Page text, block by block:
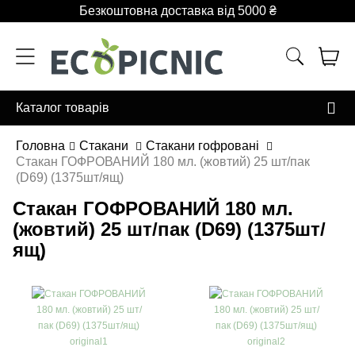
Безкоштовна доставка від 5000 ₴
Каталог товарів
Головна Стакани
Стакани гофровані
Стакан ГОФРОВАНИЙ 180 мл. (жовтий) 25 шт/пак
(D69) (1375шт/ящ)
Стакан ГОФРОВАНИЙ 180 мл.
(жовтий) 25 шт/пак (D69) (1375шт/
ящ)